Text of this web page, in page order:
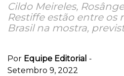
Cildo Meireles,
Restiffe estão entre os
Brasil na mostra,
Por Equipe Editorial -
Setembro 9, 2022